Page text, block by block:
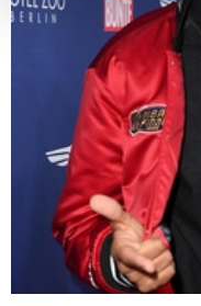
Erfahren Sie mehr
verarbeitet werden,
Abschnitt Einzelheiten
Wir verwenden
personalisieren,
zu können und die
analysieren.
Verwendung unserer
soziale Medien,
Partner führen diese